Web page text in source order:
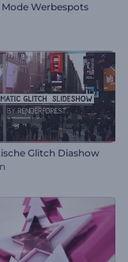
Werbespots
Glitch Diashow